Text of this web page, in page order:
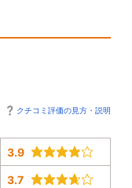
クチコミ評価の見方・説明
3.9
3.7